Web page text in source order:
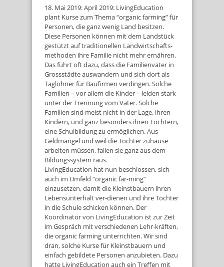
18. Mai 2019: April 2019: LivingEducation
plant Kurse zum Thema “organic farming” für
Personen, die ganz wenig Land besitzen.
Diese Personen können mit dem Landstück
gestützt auf traditionellen Landwirtschafts-
methoden ihre Familie nicht mehr ernähren.
Das führt oft dazu, dass die Familienväter in
Grossstädte auswandern und sich dort als
Taglöhner für Baufirmen verdingen. Solche
Familien – vor allem die Kinder – leiden stark
unter der Trennung vom Vater. Solche
Familien sind meist nicht in der Lage, ihren
Kindern, und ganz besonders ihren Töchtern,
eine Schulbildung zu ermöglichen. Aus
Geldmangel und weil die Töchter zuhause
arbeiten müssen, fallen sie ganz aus dem
Bildungssystem raus.
LivingEducation hat nun beschlossen, sich
auch im Umfeld “organic far-ming”
einzusetzen, damit die Kleinstbauern ihren
Lebensunterhalt ver-dienen und ihre Töchter
in die Schule schicken können. Der
Koordinator von LivingEducation ist zur Zeit
im Gespräch mit verschiedenen Lehr-kräften,
die organic farming unterrichten. Wir sind
dran, solche Kurse für Kleinstbauern und
einfach gebildete Personen anzubieten. Dazu
hatte LivingEducation auch ein Treffen mit